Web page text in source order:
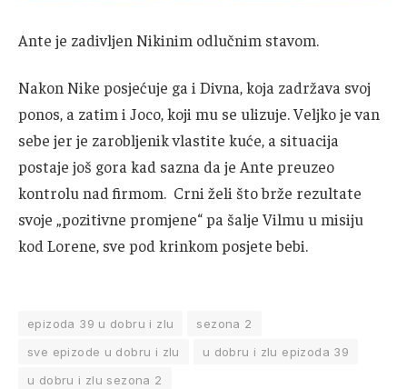
Ante je zadivljen Nikinim odlučnim stavom.
Nakon Nike posjećuje ga i Divna, koja zadržava svoj
ponos, a zatim i Joco, koji mu se ulizuje. Veljko je van
sebe jer je zarobljenik vlastite kuće, a situacija
postaje još gora kad sazna da je Ante preuzeo
kontrolu nad firmom. Crni želi što brže rezultate
svoje „pozitivne promjene“ pa šalje Vilmu u misiju
kod Lorene, sve pod krinkom posjete bebi.
epizoda 39 u dobru i zlu
sezona 2
sve epizode u dobru i zlu
u dobru i zlu epizoda 39
u dobru i zlu sezona 2